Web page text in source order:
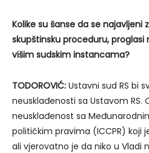
Kolike su šanse da se najavljeni
skupštinsku proceduru, proglasi
višim sudskim instancama?
TODOROVIĆ: Ustavni sud RS bi
neusklađenosti sa Ustavom RS.
neusklađenost sa
političkim pravima (ICCPR) koji
ali vjerovatno je da niko u Vladi